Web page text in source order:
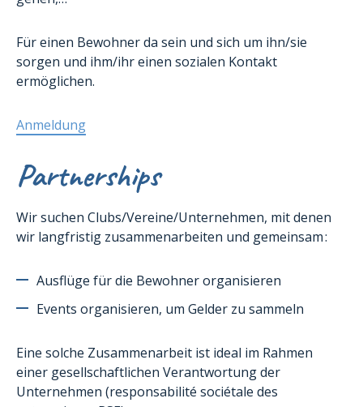
Für einen Bewohner da sein und sich um ihn/sie
sorgen und ihm/ihr einen sozialen Kontakt
ermöglichen.
Anmeldung
Partnerships
Wir suchen Clubs/Vereine/Unternehmen, mit denen
wir langfristig zusammenarbeiten und gemeinsam :
Ausflüge für die Bewohner organisieren
Events organisieren, um Gelder zu sammeln
Eine solche Zusammenarbeit ist ideal im Rahmen
einer gesellschaftlichen Verantwortung der
Unternehmen (responsabilité sociétale des